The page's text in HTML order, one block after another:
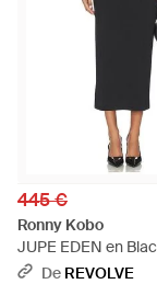
445 €
Ronny Kobo
JUPE EDEN en
De REVOLVE